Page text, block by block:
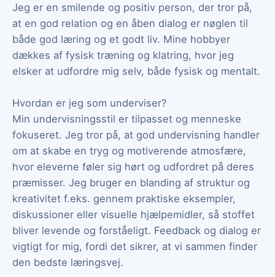
Jeg er en smilende og positiv person, der tror på,
at en god relation og en åben dialog er nøglen til
både god læring og et godt liv. Mine hobbyer
dækkes af fysisk træning og klatring, hvor jeg
elsker at udfordre mig selv, både fysisk og mentalt.
Hvordan er jeg som underviser?
Min undervisningsstil er tilpasset og menneske
fokuseret. Jeg tror på, at god undervisning handler
om at skabe en tryg og motiverende atmosfære,
hvor eleverne føler sig hørt og udfordret på deres
præmisser. Jeg bruger en blanding af struktur og
kreativitet f.eks. gennem praktiske eksempler,
diskussioner eller visuelle hjælpemidler, så stoffet
bliver levende og forståeligt. Feedback og dialog er
vigtigt for mig, fordi det sikrer, at vi sammen finder
den bedste læringsvej.